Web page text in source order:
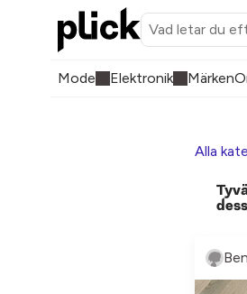
Mode Elektronik Märken
Alla